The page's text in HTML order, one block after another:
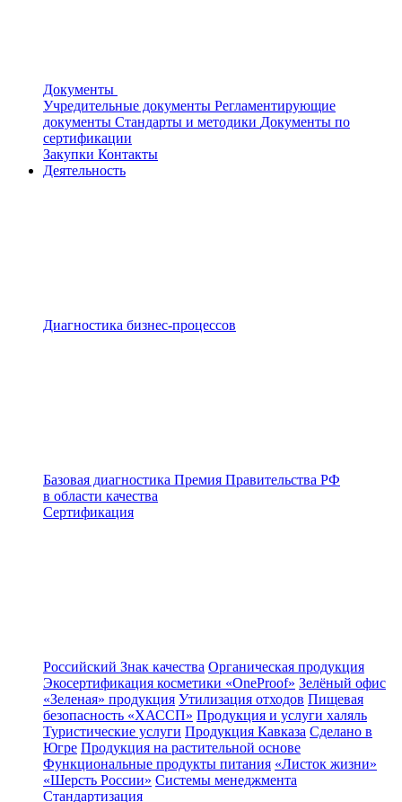
Документы
Учредительные документы Регламентирующие
документы Стандарты и методики Документы по
сертификации
Закупки Контакты
Деятельность
Диагностика бизнес-процессов
Базовая диагностика Премия Правительства РФ
в области качества
Сертификация
Российский Знак качества Органическая продукция
Экосертификация косметики «OneProof» Зелёный офис
«Зеленая» продукция Утилизация отходов Пищевая
безопасность «ХАССП» Продукция и услуги халяль
Туристические услуги Продукция Кавказа Сделано в
Югре Продукция на растительной основе
Функциональные продукты питания «Листок жизни»
«Шерсть России» Системы менеджмента
Стандартизация